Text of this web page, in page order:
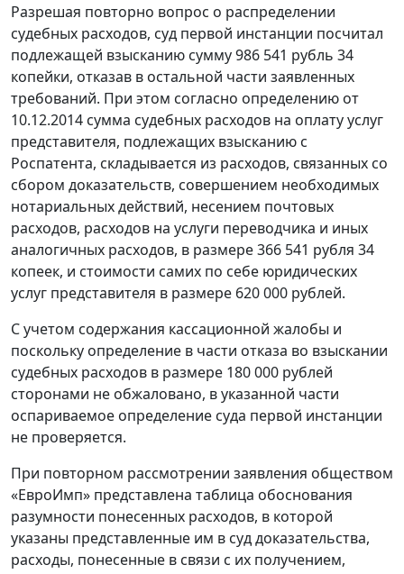
Разрешая повторно вопрос о распределении
судебных расходов, суд первой инстанции посчитал
подлежащей взысканию сумму 986 541 рубль 34
копейки, отказав в остальной части заявленных
требований. При этом согласно определению от
10.12.2014 сумма судебных расходов на оплату услуг
представителя, подлежащих взысканию с
Роспатента, складывается из расходов, связанных со
сбором доказательств, совершением необходимых
нотариальных действий, несением почтовых
расходов, расходов на услуги переводчика и иных
аналогичных расходов, в размере 366 541 рубля 34
копеек, и стоимости самих по себе юридических
услуг представителя в размере 620 000 рублей.
С учетом содержания кассационной жалобы и
поскольку определение в части отказа во взыскании
судебных расходов в размере 180 000 рублей
сторонами не обжаловано, в указанной части
оспариваемое определение суда первой инстанции
не проверяется.
При повторном рассмотрении заявления обществом
«ЕвроИмп» представлена таблица обоснования
разумности понесенных расходов, в которой
указаны представленные им в суд доказательства,
расходы, понесенные в связи с их получением,